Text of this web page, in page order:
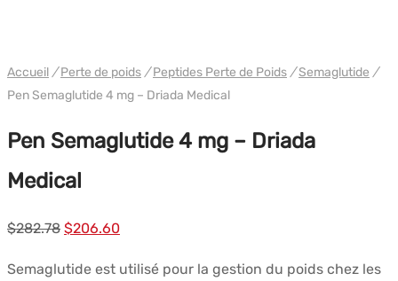
Accueil / Perte de poids / Peptides Perte de Poids /Semaglutide /
Pen Semaglutide 4 mg – Driada Medical
Pen Semaglutide 4 mg – Driada
Medical
$282.78 Le
$206.60Le
Semaglutide est utilisé pour la gestion du poids chez les